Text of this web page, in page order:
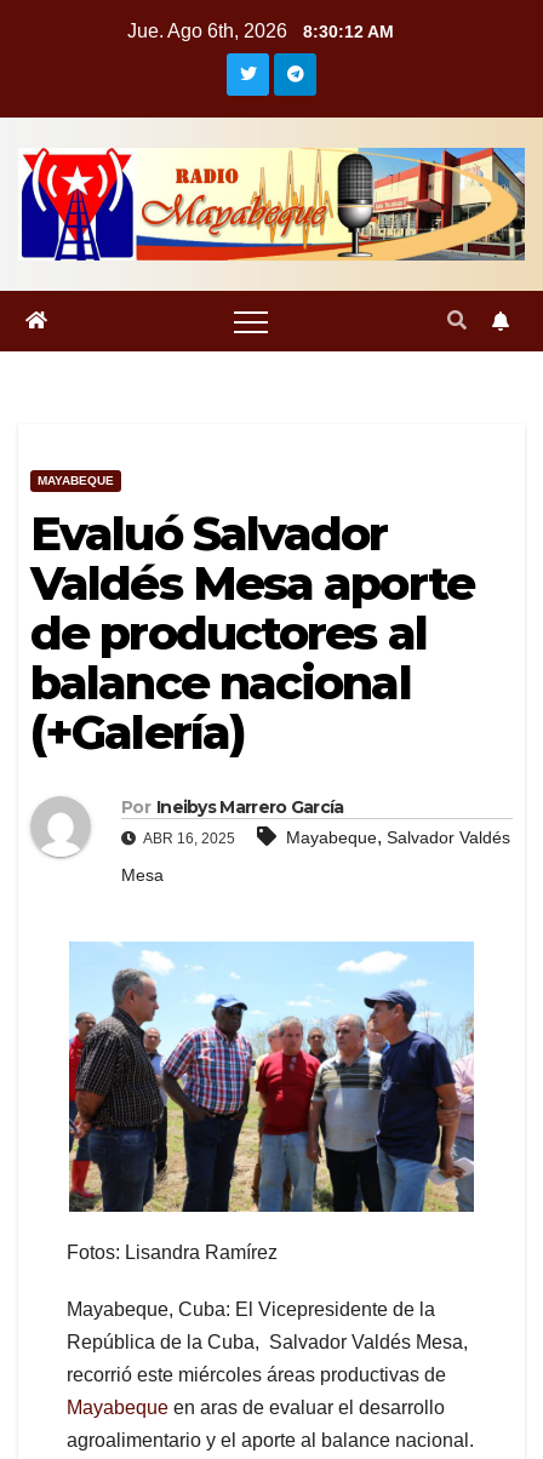
Jue. Ago 6th, 2026 8:30:13 AM
MAYABEQUE
Evaluó Salvador
Valdés Mesa aporte
de productores al
balance nacional
(+Galería)
Por Ineibys Marrero García
ABR 16, 2025 Mayabeque, Salvador Valdés
Mesa
Fotos: Lisandra Ramírez
Mayabeque, Cuba: El Vicepresidente de la
República de la Cuba, Salvador Valdés Mesa,
recorrió este miércoles áreas productivas de
Mayabeque en aras de evaluar el desarrollo
agroalimentario y el aporte al balance nacional.